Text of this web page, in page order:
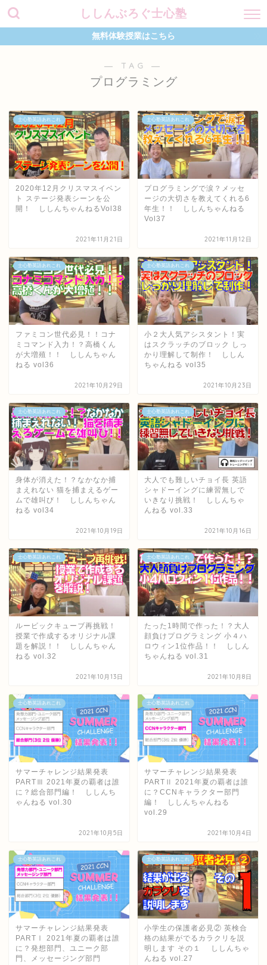
ししんぶろぐ士心塾
無料体験授業はこちら
― TAG ―
プログラミング
士心塾英語あれこれ
2020年12月クリスマスイベン
ト ステージ発表シーンを公
開！ ししんちゃんねるVol38
2021年11月21日
士心塾英語あれこれ
プログラミングで涙？メッセ
ージの大切さを教えてくれる6
年生！！ ししんちゃんねる
Vol37
2021年11月12日
士心塾英語あれこれ
ファミコン世代必見！！コナ
ミコマンド入力！？高橋くん
が大増殖！！ ししんちゃん
ねる vol36
2021年10月29日
士心塾英語あれこれ
小２大人気アシスタント！実
はスクラッチのブロック しっ
かり理解して制作！ ししん
ちゃんねる vol35
2021年10月23日
士心塾英語あれこれ
身体が消えた！？なかなか捕
まえれない 猫を捕まえるゲー
ムで雄叫び！ ししんちゃん
ねる vol34
2021年10月19日
士心塾英語あれこれ
大人でも難しいチョイ長 英語
シャドーイングに練習無しで
いきなり挑戦！ ししんちゃ
んねる vol.33
2021年10月16日
士心塾英語あれこれ
ルービックキューブ再挑戦！
授業で作成するオリジナル課
題を解説！！ ししんちゃん
ねる vol.32
2021年10月13日
士心塾英語あれこれ
たった1時間で作った！？大人
顔負けプログラミング 小４ハ
ロウィン1位作品！！ ししん
ちゃんねる vol.31
2021年10月8日
士心塾英語あれこれ
サマーチャレンジ結果発表
PARTⅢ 2021年夏の覇者は誰
に？総合部門編！ ししんち
ゃんねる vol.30
2021年10月5日
士心塾英語あれこれ
サマーチャレンジ結果発表
PARTⅡ 2021年夏の覇者は誰
に？CCNキャラクター部門
編！ ししんちゃんねる
vol.29
2021年10月4日
士心塾英語あれこれ
サマーチャレンジ結果発表
PARTⅠ 2021年夏の覇者は誰
に？発想部門、ユニーク部
門、メッセージング部門
士心塾英語あれこれ
小学生の保護者必見② 英検合
格の結果がでるカラクリを説
明します その１ ししんちゃ
んねる vol.27